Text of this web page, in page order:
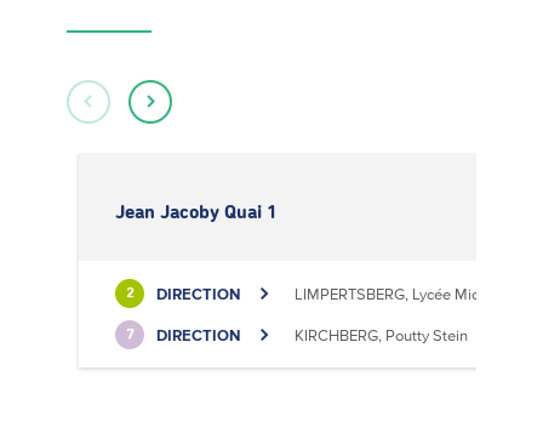
Jean Jacoby Quai 1
2 DIRECTION LIMPERTSBERG, Lycée Michel
7 DIRECTION KIRCHBERG, Poutty Stein